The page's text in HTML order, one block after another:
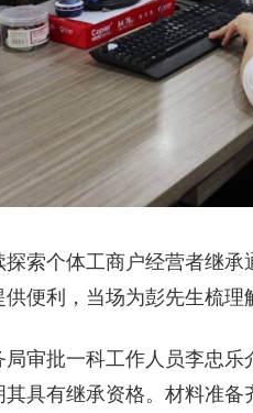
索个体工商户经营者继
便利，当场为彭先生梳理
审批一科工作人员李忠
具有继承资格。材料准备